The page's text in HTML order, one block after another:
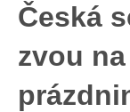
Česká
zvou